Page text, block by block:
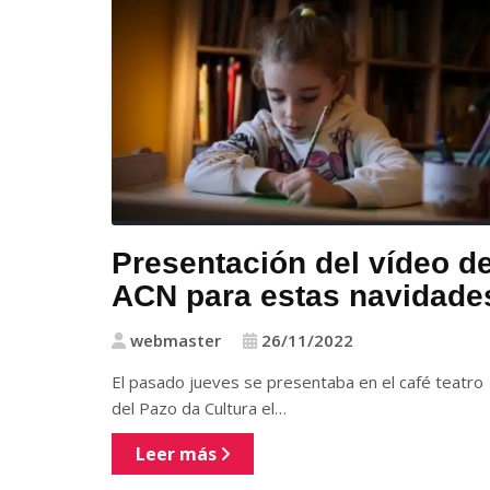
Presentación del vídeo
ACN para estas
webmaster
26/11/2022
El pasado jueves se presentaba en el café teatro
del Pazo da Cultura el…
Leer más